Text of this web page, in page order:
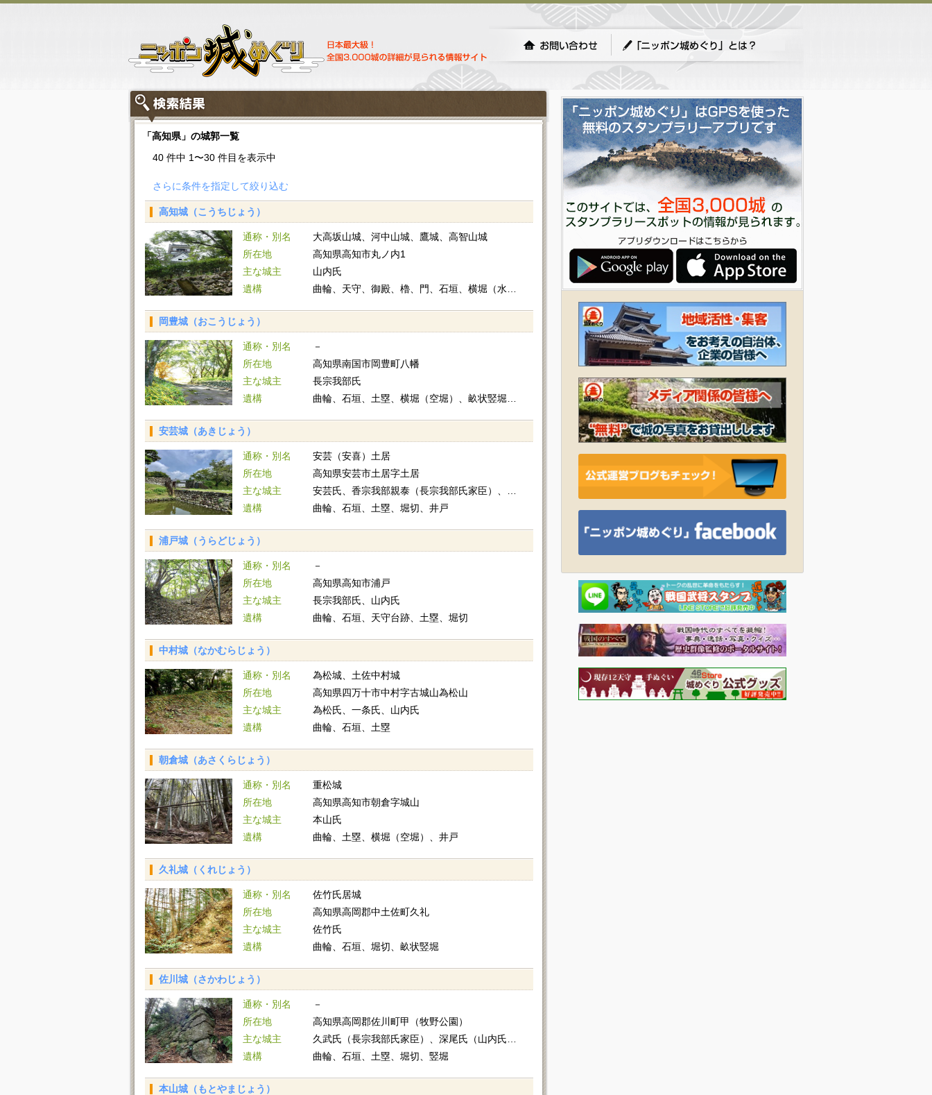
「高知県」の城郭一覧
40 件中 1〜30 件目を表示中
さらに条件を指定して絞り込む
高知城（こうちじょう）
通称・別名
大高坂山城、河中山城、鷹城、高智山城
所在地
高知県高知市丸ノ内1
主な城主
山内氏
遺構
岡豊城（おこうじょう）
通称・別名
－
所在地
高知県南国市岡豊町八幡
主な城主
長宗我部氏
遺構
安芸城（あきじょう）
通称・別名
安芸（安喜）土居
所在地
高知県安芸市土居字土居
主な城主
遺構
曲輪、石垣、土塁、堀切、井戸
浦戸城（うらどじょう）
通称・別名
－
所在地
高知県高知市浦戸
主な城主
長宗我部氏、山内氏
遺構
曲輪、石垣、天守台跡、土塁、堀切
中村城（なかむらじょう）
通称・別名
為松城、土佐中村城
所在地
高知県四万十市中村字古城山為松山
主な城主
為松氏、一条氏、山内氏
遺構
曲輪、石垣、土塁
朝倉城（あさくらじょう）
通称・別名
重松城
所在地
高知県高知市朝倉字城山
主な城主
本山氏
遺構
曲輪、土塁、横堀（空堀）、井戸
久礼城（くれじょう）
通称・別名
佐竹氏居城
所在地
高知県高岡郡中土佐町久礼
主な城主
佐竹氏
遺構
曲輪、石垣、堀切、畝状竪堀
佐川城（さかわじょう）
通称・別名
－
所在地
高知県高岡郡佐川町甲（牧野公園）
主な城主
遺構
曲輪、石垣、土塁、堀切、竪堀
本山城（もとやまじょう）